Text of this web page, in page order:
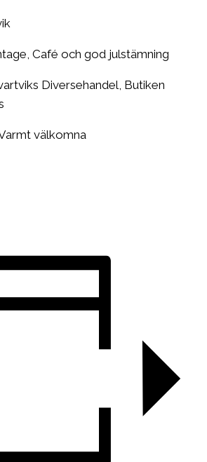
Café och god julstämning
Diversehandel, Butiken
välkomna